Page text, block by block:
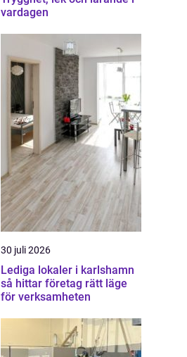
vardagen
30 juli 2026
Lediga lokaler i karlshamn
så hittar företag rätt läge
för verksamheten